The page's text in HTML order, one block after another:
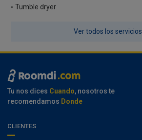
Tumble dryer
Ver todos los servicios
Tu nos dices Cuando, nosotros te
recomendamos Donde
CLIENTES